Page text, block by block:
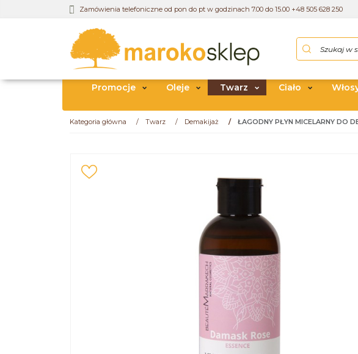
Zamówienia telefoniczne od pon do pt w godzinach 7.00 do 15.00 +48 505 628 250
Promocje Oleje Twarz Ciało
Kategoria główna / Twarz / Demakijaż / ŁAGODNY PŁYN MICELARNY DO